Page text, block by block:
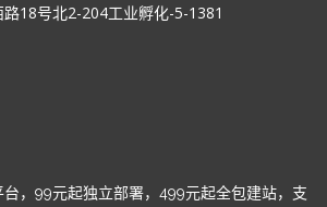
18号北2-204工业孵化-5-1381
，99元起独立部署，499元起全包建站，支